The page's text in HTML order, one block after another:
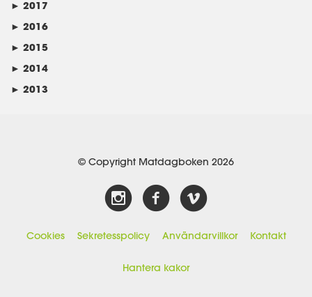
► 2017
► 2016
► 2015
► 2014
► 2013
© Copyright Matdagboken 2026
Cookies Sekretesspolicy Användarvillkor Kontakt
Hantera kakor